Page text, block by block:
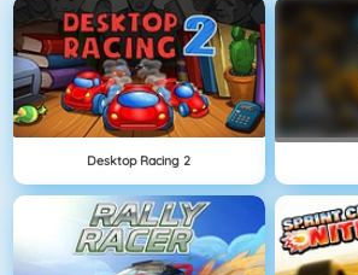
Desktop Racing 2